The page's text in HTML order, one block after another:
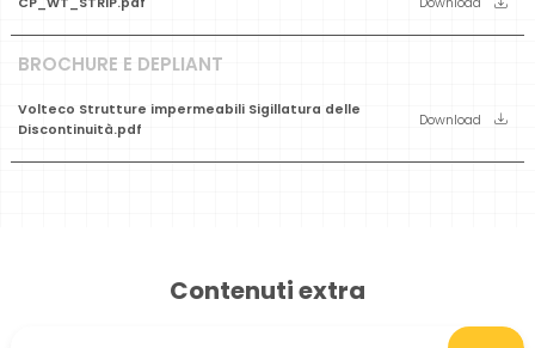
BROCHURE E DEPLIANT
Volteco Strutture impermeabili Sigillatura delle
Discontinuità.pdf
Download
Contenuti extra